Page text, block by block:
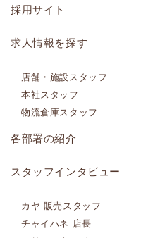
採用サイト
求人情報を探す
店舗・施設スタッフ
本社スタッフ
物流倉庫スタッフ
各部署の紹介
スタッフインタビュー
カヤ 販売スタッフ
チャイハネ 店長